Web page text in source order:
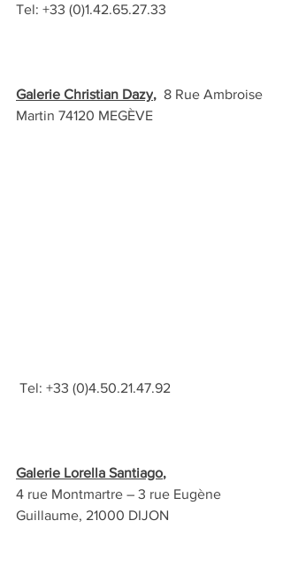
Tel: +33 (0)1.42.65.27.33
Galerie Christian Dazy, 8 Rue Ambroise
Martin 74120 MEGÈVE
Tel: +33 (0)4.50.21.47.92
Galerie Lorella Santiago,
4 rue Montmartre – 3 rue Eugène
Guillaume, 21000 DIJON